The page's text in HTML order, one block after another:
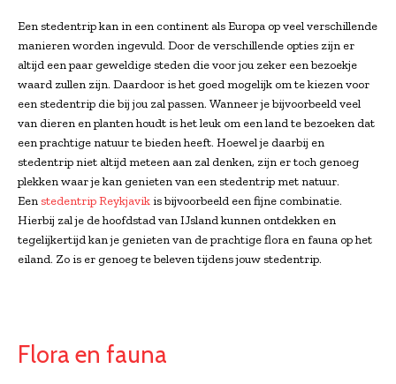
Een stedentrip kan in een continent als Europa op veel verschillende
manieren worden ingevuld. Door de verschillende opties zijn er
altijd een paar geweldige steden die voor jou zeker een bezoekje
waard zullen zijn. Daardoor is het goed mogelijk om te kiezen voor
een stedentrip die bij jou zal passen. Wanneer je bijvoorbeeld veel
van dieren en planten houdt is het leuk om een land te bezoeken dat
een prachtige natuur te bieden heeft. Hoewel je daarbij en
stedentrip niet altijd meteen aan zal denken, zijn er toch genoeg
plekken waar je kan genieten van een stedentrip met natuur.
Een stedentrip Reykjavik is bijvoorbeeld een fijne combinatie.
Hierbij zal je de hoofdstad van IJsland kunnen ontdekken en
tegelijkertijd kan je genieten van de prachtige flora en fauna op het
eiland. Zo is er genoeg te beleven tijdens jouw stedentrip.
Flora en fauna